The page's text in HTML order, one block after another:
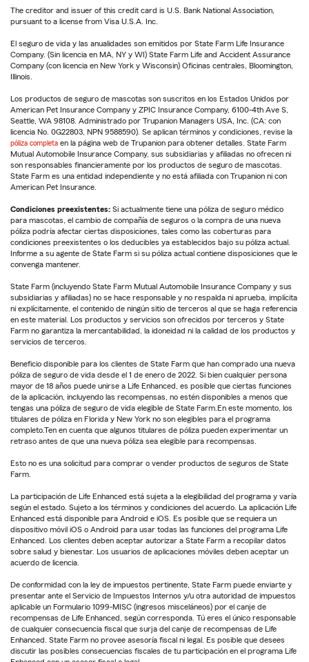
The creditor and issuer of this credit card is U.S. Bank National Association,
pursuant to a license from Visa U.S.A. Inc.
El seguro de vida y las anualidades son emitidos por State Farm Life Insurance
Company. (Sin licencia en MA, NY y WI) State Farm Life and Accident Assurance
Company (con licencia en New York y Wisconsin) Oficinas centrales, Bloomington,
Illinois.
Los productos de seguro de mascotas son suscritos en los Estados Unidos por
American Pet Insurance Company y ZPIC Insurance Company, 6100-4th Ave S,
Seattle, WA 98108. Administrado por Trupanion Managers USA, Inc. (CA: con
licencia No. 0G22803, NPN 9588590). Se aplican términos y condiciones, revise la
póliza completa en la página web de Trupanion para obtener detalles. State Farm
Mutual Automobile Insurance Company, sus subsidiarias y afiliadas no ofrecen ni
son responsables financieramente por los productos de seguro de mascotas.
State Farm es una entidad independiente y no está afiliada con Trupanion ni con
American Pet Insurance.
Condiciones preexistentes: Si actualmente tiene una póliza de seguro médico
para mascotas, el cambio de compañía de seguros o la compra de una nueva
póliza podría afectar ciertas disposiciones, tales como las coberturas para
condiciones preexistentes o los deducibles ya establecidos bajo su póliza actual.
Informe a su agente de State Farm si su póliza actual contiene disposiciones que le
convenga mantener.
State Farm (incluyendo State Farm Mutual Automobile Insurance Company y sus
subsidiarias y afiliadas) no se hace responsable y no respalda ni aprueba, implícita
ni explícitamente, el contenido de ningún sitio de terceros al que se haga referencia
en este material. Los productos y servicios son ofrecidos por terceros y State
Farm no garantiza la mercantabilidad, la idoneidad ni la calidad de los productos y
servicios de terceros.
Beneficio disponible para los clientes de State Farm que han comprado una nueva
póliza de seguro de vida desde el 1 de enero de 2022. Si bien cualquier persona
mayor de 18 años puede unirse a Life Enhanced, es posible que ciertas funciones
de la aplicación, incluyendo las recompensas, no estén disponibles a menos que
tengas una póliza de seguro de vida elegible de State Farm.En este momento, los
titulares de póliza en Florida y New York no son elegibles para el programa
completo.Ten en cuenta que algunos titulares de póliza pueden experimentar un
retraso antes de que una nueva póliza sea elegible para recompensas.
Esto no es una solicitud para comprar o vender productos de seguros de State
Farm.
La participación de Life Enhanced está sujeta a la elegibilidad del programa y varía
según el estado. Sujeto a los términos y condiciones del acuerdo. La aplicación Life
Enhanced está disponible para Android e iOS. Es posible que se requiera un
dispositivo móvil iOS o Android para usar todas las funciones del programa Life
Enhanced. Los clientes deben aceptar autorizar a State Farm a recopilar datos
sobre salud y bienestar. Los usuarios de aplicaciones móviles deben aceptar un
acuerdo de licencia.
De conformidad con la ley de impuestos pertinente, State Farm puede enviarte y
presentar ante el Servicio de Impuestos Internos y/u otra autoridad de impuestos
aplicable un Formulario 1099-MISC (ingresos misceláneos) por el canje de
recompensas de Life Enhanced, según corresponda. Tú eres el único responsable
de cualquier consecuencia fiscal que surja del canje de recompensas de Life
Enhanced. State Farm no provee asesoría fiscal ni legal. Es posible que desees
discutir las posibles consecuencias fiscales de tu participación en el programa Life